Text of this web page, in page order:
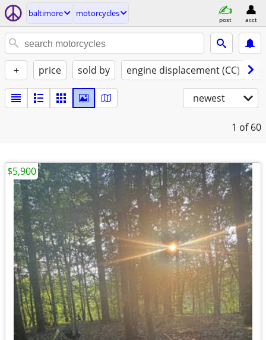
baltimore motorcycles
post acct
+ price sold by engine displacement (CC)
newest
1 of 60
$5,900